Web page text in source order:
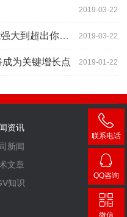
2019-03-22
2019-03-22
到超出你想象
2019-01-22
为关键增长点
资讯
新闻
文章
知识
联系电话
400-
007-
3860
QQ咨询
微信